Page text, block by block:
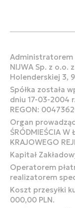
Administratorem
NIJWA Sp. z o.o.
Holenderskiej 3,
Spółka została
dniu 17-03-2004
REGON:
Organ
ŚRÓDMIEŚCIA W
KRAJOWEGO
Kapitał
Operatorem
realizatorem
Koszt przesyłki
000,00 PLN.